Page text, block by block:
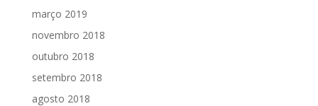
março 2019
novembro 2018
outubro 2018
setembro 2018
agosto 2018